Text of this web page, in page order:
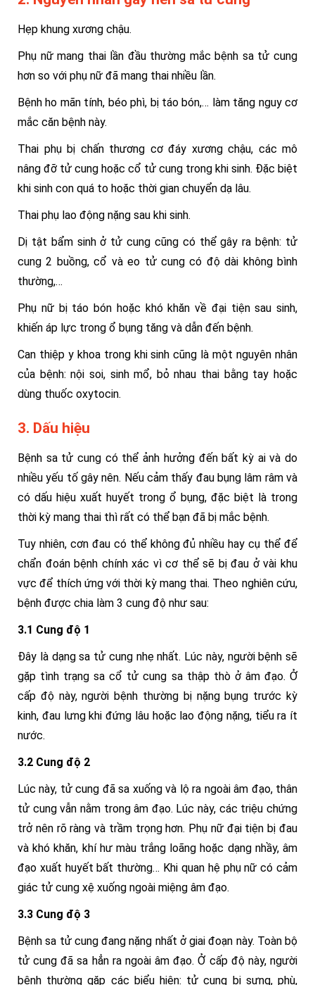
Hẹp khung xương chậu.
Phụ nữ mang thai lần đầu thường mắc bệnh sa tử cung
hơn so với phụ nữ đã mang thai nhiều lần.
Bệnh ho mãn tính, béo phì, bị táo bón,… làm tăng nguy cơ
mắc căn bệnh này.
Thai phụ bị chấn thương cơ đáy xương chậu, các mô
nâng đỡ tử cung hoặc cổ tử cung trong khi sinh. Đặc biệt
khi sinh con quá to hoặc thời gian chuyển dạ lâu.
Thai phụ lao động nặng sau khi sinh.
Dị tật bẩm sinh ở tử cung cũng có thể gây ra bệnh: tử
cung 2 buồng, cổ và eo tử cung có độ dài không bình
thường,…
Phụ nữ bị táo bón hoặc khó khăn về đại tiện sau sinh,
khiến áp lực trong ổ bụng tăng và dẫn đến bệnh.
Can thiệp y khoa trong khi sinh cũng là một nguyên nhân
của bệnh: nội soi, sinh mổ, bỏ nhau thai bằng tay hoặc
dùng thuốc oxytocin.
3. Dấu hiệu
Bệnh sa tử cung có thể ảnh hưởng đến bất kỳ ai và do
nhiều yếu tố gây nên. Nếu cảm thấy đau bụng lâm râm và
có dấu hiệu xuất huyết trong ổ bụng, đặc biệt là trong
thời kỳ mang thai thì rất có thể bạn đã bị mắc bệnh.
Tuy nhiên, cơn đau có thể không đủ nhiều hay cụ thể để
chẩn đoán bệnh chính xác vì cơ thể sẽ bị đau ở vài khu
vực để thích ứng với thời kỳ mang thai. Theo nghiên cứu,
bệnh được chia làm 3 cung độ như sau:
3.1 Cung độ 1
Đây là dạng sa tử cung nhẹ nhất. Lúc này, người bệnh sẽ
gặp tình trạng sa cổ tử cung sa thập thò ở âm đạo. Ở
cấp độ này, người bệnh thường bị nặng bụng trước kỳ
kinh, đau lưng khi đứng lâu hoặc lao động nặng, tiểu ra ít
nước.
3.2 Cung độ 2
Lúc này, tử cung đã sa xuống và lộ ra ngoài âm đạo, thân
tử cung vẫn nằm trong âm đạo. Lúc này, các triệu chứng
trở nên rõ ràng và trầm trọng hơn. Phụ nữ đại tiện bị đau
và khó khăn, khí hư màu trắng loãng hoặc dạng nhầy, âm
đạo xuất huyết bất thường… Khi quan hệ phụ nữ có cảm
giác tử cung xệ xuống ngoài miệng âm đạo.
3.3 Cung độ 3
Bệnh sa tử cung đang nặng nhất ở giai đoạn này. Toàn bộ
tử cung đã sa hẳn ra ngoài âm đạo. Ở cấp độ này, người
bệnh thường gặp các biểu hiện: tử cung bị sưng, phù,